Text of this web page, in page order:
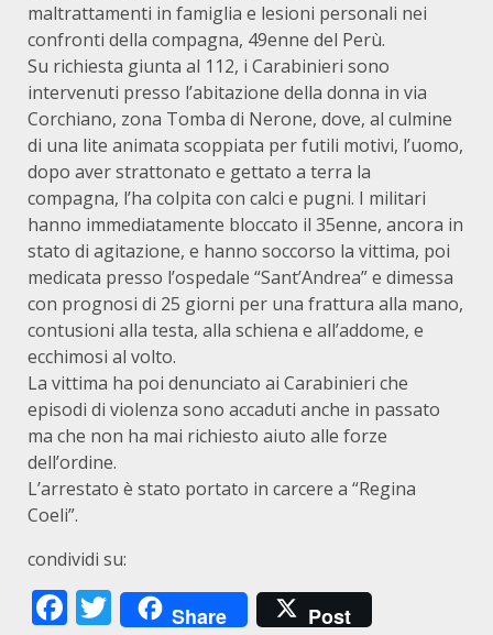
maltrattamenti in famiglia e lesioni personali nei
confronti della compagna, 49enne del Perù.
Su richiesta giunta al 112, i Carabinieri sono
intervenuti presso l’abitazione della donna in via
Corchiano, zona Tomba di Nerone, dove, al culmine
di una lite animata scoppiata per futili motivi, l’uomo,
dopo aver strattonato e gettato a terra la
compagna, l’ha colpita con calci e pugni. I militari
hanno immediatamente bloccato il 35enne, ancora in
stato di agitazione, e hanno soccorso la vittima, poi
medicata presso l’ospedale “Sant’Andrea” e dimessa
con prognosi di 25 giorni per una frattura alla mano,
contusioni alla testa, alla schiena e all’addome, e
ecchimosi al volto.
La vittima ha poi denunciato ai Carabinieri che
episodi di violenza sono accaduti anche in passato
ma che non ha mai richiesto aiuto alle forze
dell’ordine.
L’arrestato è stato portato in carcere a “Regina
Coeli”.
condividi su:
Facebook
Twitter
Share Post